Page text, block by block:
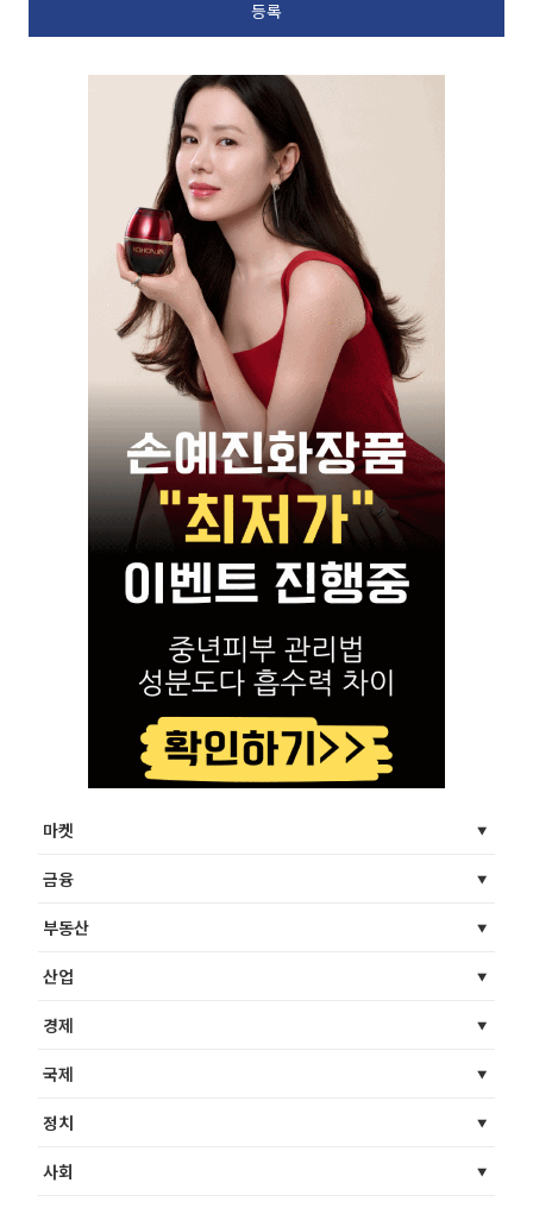
마켓
금융
부동산
산업
경제
국제
정치
사회